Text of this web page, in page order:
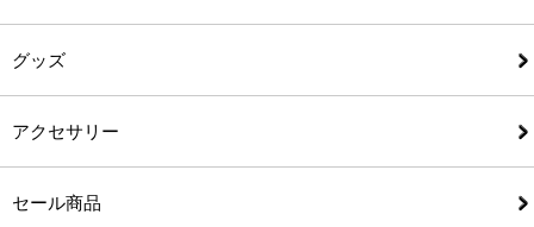
グッズ
アクセサリー
セール商品